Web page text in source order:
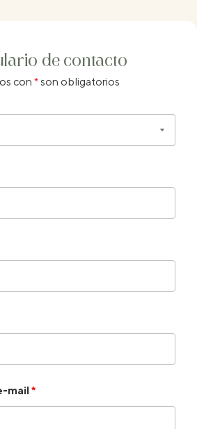
de contacto
con *son obligatorios
mail*